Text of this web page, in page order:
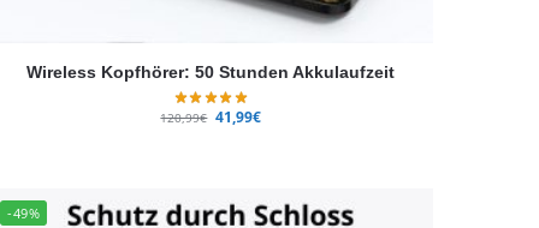
Wireless Kopfhörer: 50 Stunden Akkulaufzeit
120,99€ 41,99€
-49%